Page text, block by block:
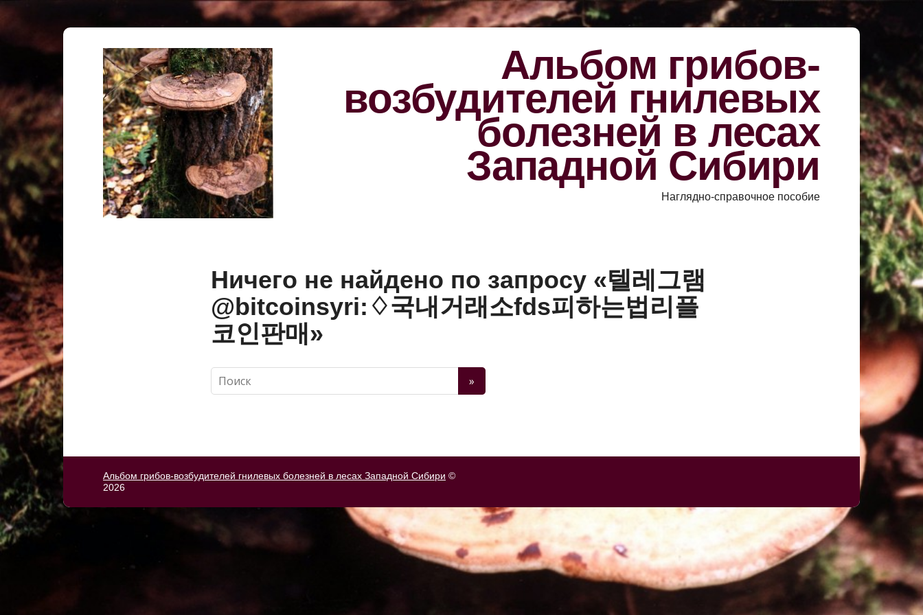
Альбом грибов-
возбудителей гнилевых
болезней в лесах
Западной Сибири
Наглядно-справочное пособие
Ничего не найдено по запросу «텔레그램
@bitcoinsyri:♢국내거래소fds피하는법리플
코인판매»
Альбом грибов-возбудителей гнилевых болезней в лесах Западной Сибири ©
2026